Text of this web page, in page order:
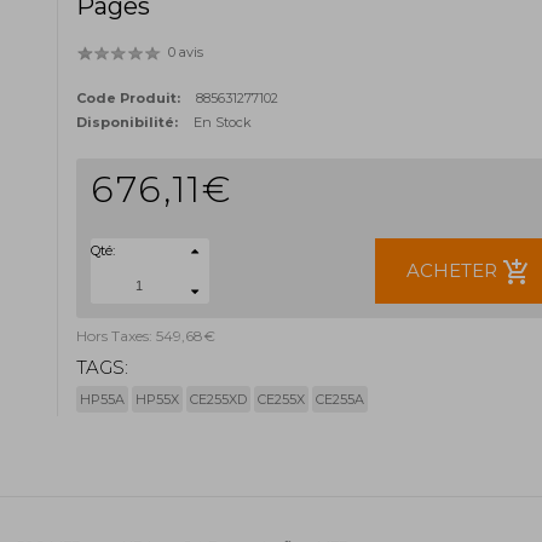
Pages
0 avis
Code Produit:
885631277102
Disponibilité:
En Stock
676,11€
Qté:
ACHETER add_shopping_cart
Hors Taxes: 549,68€
TAGS:
HP55A HP55X CE255XD CE255X CE255A